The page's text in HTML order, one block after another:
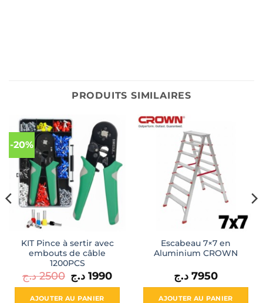
PRODUITS SIMILAIRES
-20%
KIT Pince à sertir avec
embouts de câble
1200PCS
2500 د.ج
Le
prix
initial
était :
1990 د.ج
Le
actuel
AJOUTER AU PANIER
Escabeau 7×7 en
Aluminium CROWN
7950 د.ج
AJOUTER AU PANIER